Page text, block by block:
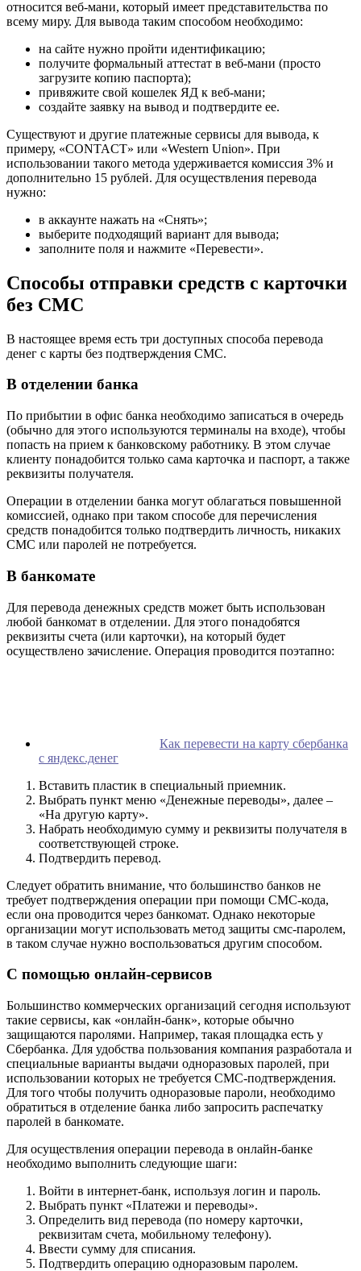
относится веб-мани, который имеет представительства по
всему миру. Для вывода таким способом необходимо:
на сайте нужно пройти идентификацию;
получите формальный аттестат в веб-мани (просто
загрузите копию паспорта);
привяжите свой кошелек ЯД к веб-мани;
создайте заявку на вывод и подтвердите ее.
Существуют и другие платежные сервисы для вывода, к
примеру, «CONTACT» или «Western Union». При
использовании такого метода удерживается комиссия 3% и
дополнительно 15 рублей. Для осуществления перевода
нужно:
в аккаунте нажать на «Снять»;
выберите подходящий вариант для вывода;
заполните поля и нажмите «Перевести».
Способы отправки средств с карточки
без СМС
В настоящее время есть три доступных способа перевода
денег с карты без подтверждения СМС.
В отделении банка
По прибытии в офис банка необходимо записаться в очередь
(обычно для этого используются терминалы на входе), чтобы
попасть на прием к банковскому работнику. В этом случае
клиенту понадобится только сама карточка и паспорт, а также
реквизиты получателя.
Операции в отделении банка могут облагаться повышенной
комиссией, однако при таком способе для перечисления
средств понадобится только подтвердить личность, никаких
СМС или паролей не потребуется.
В банкомате
Для перевода денежных средств может быть использован
любой банкомат в отделении. Для этого понадобятся
реквизиты счета (или карточки), на который будет
осуществлено зачисление. Операция проводится поэтапно:
Как перевести на карту сбербанка
с яндекс.денег
Вставить пластик в специальный приемник.
Выбрать пункт меню «Денежные переводы», далее –
«На другую карту».
Набрать необходимую сумму и реквизиты получателя в
соответствующей строке.
Подтвердить перевод.
Следует обратить внимание, что большинство банков не
требует подтверждения операции при помощи СМС-кода,
если она проводится через банкомат. Однако некоторые
организации могут использовать метод защиты смс-паролем,
в таком случае нужно воспользоваться другим способом.
С помощью онлайн-сервисов
Большинство коммерческих организаций сегодня используют
такие сервисы, как «онлайн-банк», которые обычно
защищаются паролями. Например, такая площадка есть у
Сбербанка. Для удобства пользования компания разработала и
специальные варианты выдачи одноразовых паролей, при
использовании которых не требуется СМС-подтверждения.
Для того чтобы получить одноразовые пароли, необходимо
обратиться в отделение банка либо запросить распечатку
паролей в банкомате.
Для осуществления операции перевода в онлайн-банке
необходимо выполнить следующие шаги:
Войти в интернет-банк, используя логин и пароль.
Выбрать пункт «Платежи и переводы».
Определить вид перевода (по номеру карточки,
реквизитам счета, мобильному телефону).
Ввести сумму для списания.
Подтвердить операцию одноразовым паролем.